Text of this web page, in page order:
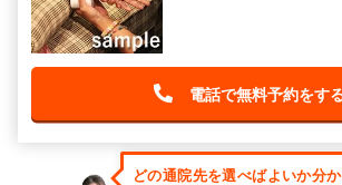
電話で無料予約をす
どの通院先を選べばよいか分